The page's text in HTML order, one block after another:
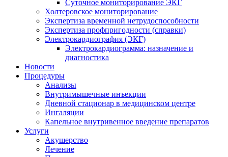
Суточное мониторирование ЭКГ
Холтеровское мониторирование
Экспертиза временной нетрудоспособности
Экспертиза профпригодности (справки)
Электрокардиография (ЭКГ)
Электрокардиограмма: назначение и
диагностика
Новости
Процедуры
Анализы
Внутримышечные инъекции
Дневной стационар в медицинском центре
Ингаляции
Капельное внутривенное введение препаратов
Услуги
Акушерство
Лечение